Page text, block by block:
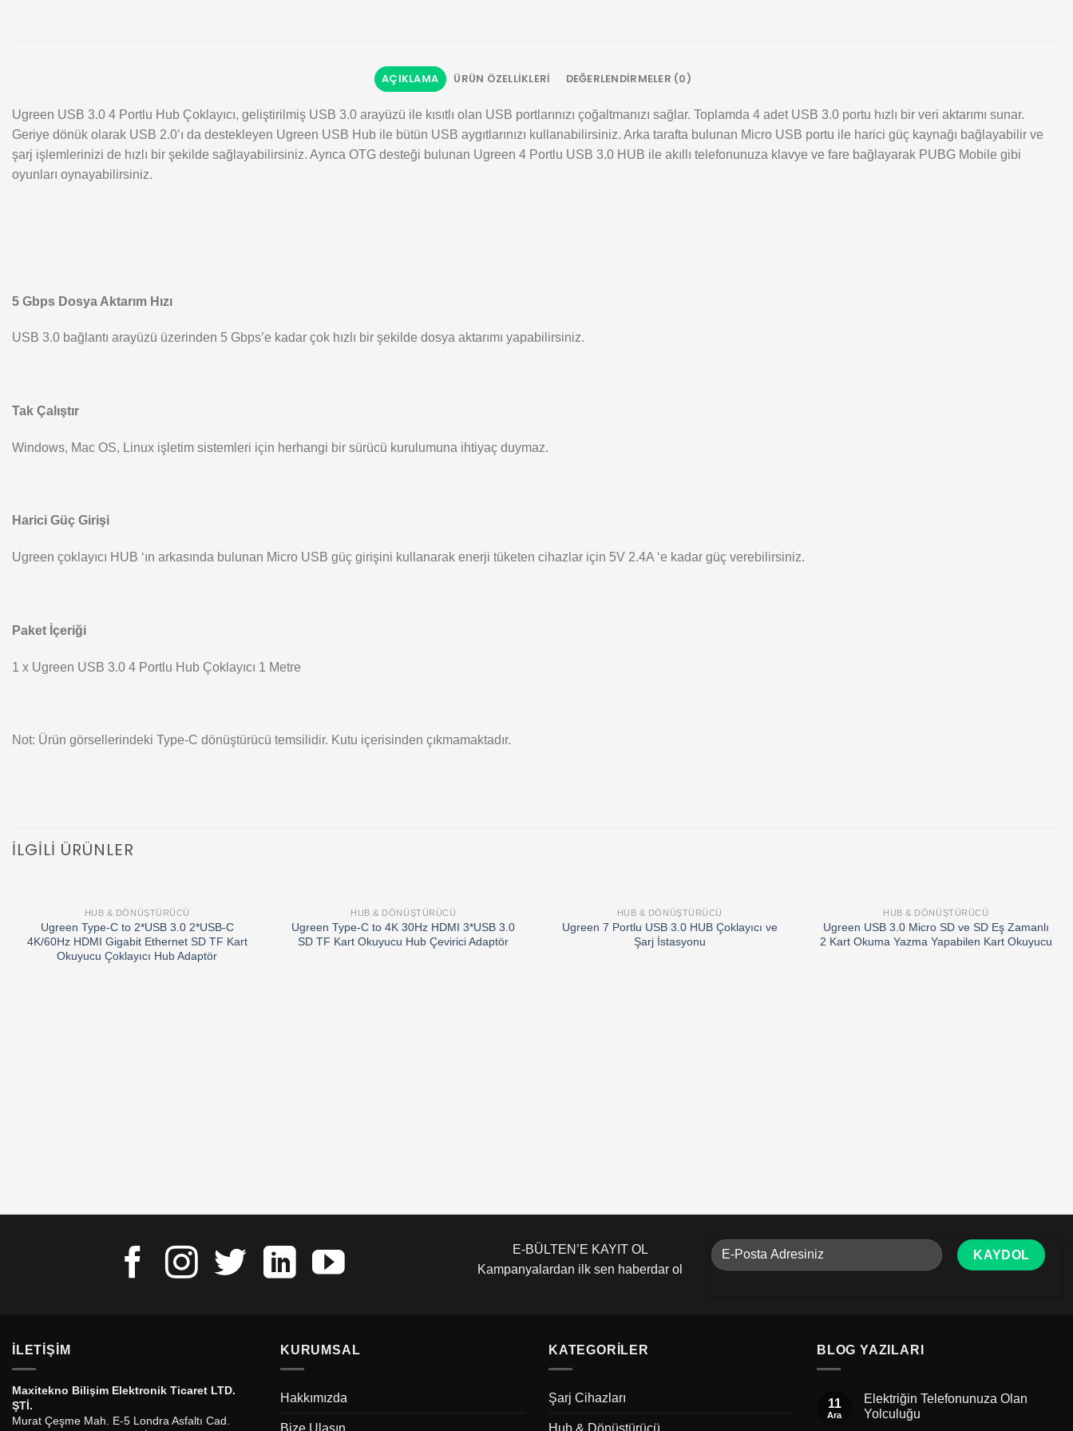
AÇIKLAMA ÜRÜN ÖZELLIKLERI DEĞERLENDIRMELER (0)
Ugreen USB 3.0 4 Portlu Hub Çoklayıcı, geliştirilmiş USB 3.0 arayüzü ile kısıtlı olan USB portlarınızı çoğaltmanızı sağlar. Toplamda 4 adet USB 3.0 portu hızlı bir veri aktarımı sunar.
Geriye dönük olarak USB 2.0’ı da destekleyen Ugreen USB Hub ile bütün USB aygıtlarınızı kullanabilirsiniz. Arka tarafta bulunan Micro USB portu ile harici güç kaynağı bağlayabilir ve
şarj işlemlerinizi de hızlı bir şekilde sağlayabilirsiniz. Ayrıca OTG desteği bulunan Ugreen 4 Portlu USB 3.0 HUB ile akıllı telefonunuza klavye ve fare bağlayarak PUBG Mobile gibi
oyunları oynayabilirsiniz.
5 Gbps Dosya Aktarım Hızı
USB 3.0 bağlantı arayüzü üzerinden 5 Gbps’e kadar çok hızlı bir şekilde dosya aktarımı yapabilirsiniz.
Tak Çalıştır
Windows, Mac OS, Linux işletim sistemleri için herhangi bir sürücü kurulumuna ihtiyaç duymaz.
Harici Güç Girişi
Ugreen çoklayıcı HUB ‘ın arkasında bulunan Micro USB güç girişini kullanarak enerji tüketen cihazlar için 5V 2.4A ‘e kadar güç verebilirsiniz.
Paket İçeriği
1 x Ugreen USB 3.0 4 Portlu Hub Çoklayıcı 1 Metre
Not: Ürün görsellerindeki Type-C dönüştürücü temsilidir. Kutu içerisinden çıkmamaktadır.
İLGILI ÜRÜNLER
Add to
wishlist
HUB & DÖNÜŞTÜRÜCÜ
Ugreen Type-C to 2*USB 3.0 2*USB-C
4K/60Hz HDMI Gigabit Ethernet SD TF Kart
Okuyucu Çoklayıcı Hub Adaptör
Add to
wishlist
HUB & DÖNÜŞTÜRÜCÜ
Ugreen Type-C to 4K 30Hz HDMI 3*USB 3.0
SD TF Kart Okuyucu Hub Çevirici Adaptör
wishlist
HUB & DÖNÜŞTÜRÜCÜ
Ugreen 7 Portlu USB 3.0 HUB Çoklayıcı ve
Şarj İstasyonu
Add to
wishlist
HUB & DÖNÜŞTÜRÜCÜ
Ugreen USB 3.0 Micro SD ve SD Eş Zamanlı
2 Kart Okuma Yazma Yapabilen Kart Okuyucu
E-BÜLTEN’E KAYIT OL
Kampanyalardan ilk sen haberdar ol
İLETIŞIM
Maxitekno Bilişim Elektronik Ticaret LTD.
ŞTİ.
Murat Çeşme Mah. E-5 Londra Asfaltı Cad.
KURUMSAL
Hakkımızda
KATEGORILER
Şarj Cihazları
BLOG YAZILARI
11
Ara
Elektriğin Telefonunuza Olan
Yolculuğu